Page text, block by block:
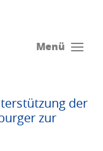
Menü
der
zur